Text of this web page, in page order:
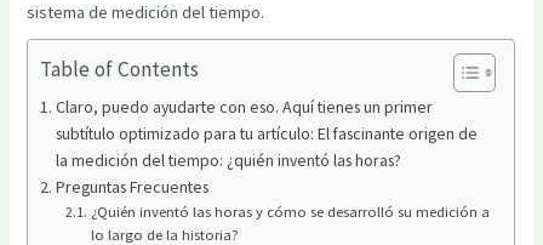
sistema de medición del tiempo.
Table of Contents
Claro, puedo ayudarte con eso. Aquí tienes un primer
subtítulo optimizado para tu artículo: El fascinante origen de
la medición del tiempo: ¿quién inventó las horas?
Preguntas Frecuentes
¿Quién inventó las horas y cómo se desarrolló su medición a
lo largo de la historia?